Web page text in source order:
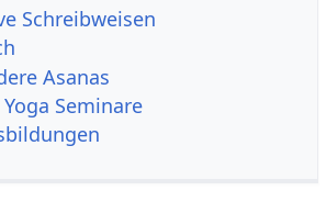
Schreibweisen
Asanas
Seminare